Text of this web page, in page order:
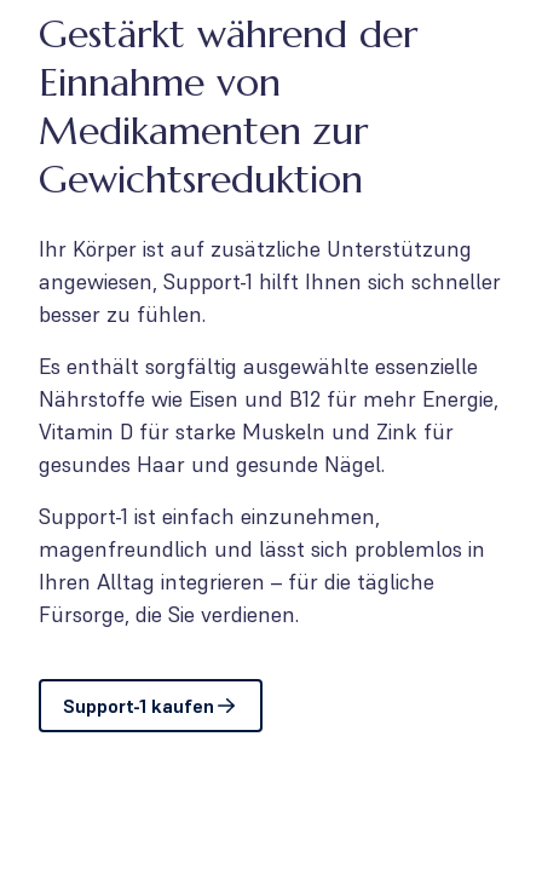
Gestärkt während der
Einnahme von
Medikamenten zur
Gewichtsreduktion
Ihr Körper ist auf zusätzliche Unterstützung
angewiesen, Support-1 hilft Ihnen sich schneller
besser zu fühlen.
Es enthält sorgfältig ausgewählte essenzielle
Nährstoffe wie Eisen und B12 für mehr Energie,
Vitamin D für starke Muskeln und Zink für
gesundes Haar und gesunde Nägel.
Support-1 ist einfach einzunehmen,
magenfreundlich und lässt sich problemlos in
Ihren Alltag integrieren – für die tägliche
Fürsorge, die Sie verdienen.
Support-1 kaufen